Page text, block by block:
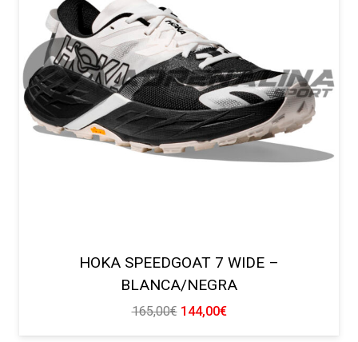
HOKA SPEEDGOAT 7 WIDE –
BLANCA/NEGRA
165,00€ El
precio
144,00€El
precio